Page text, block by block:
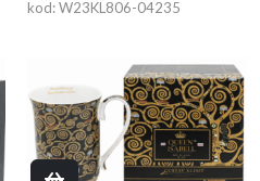
kod: W23KL806-04235